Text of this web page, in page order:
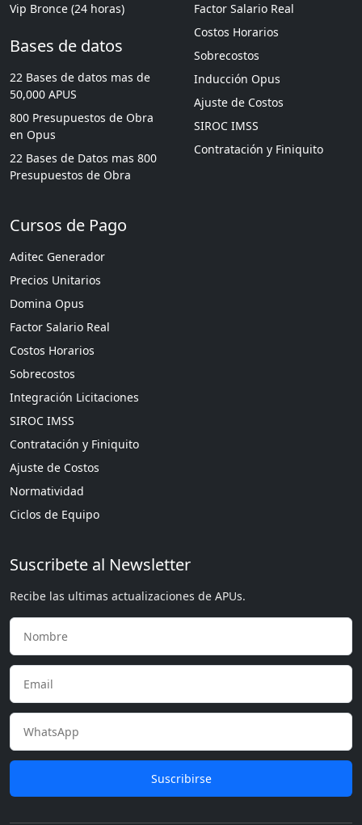
Vip Bronce (24 horas)
Bases de datos
22 Bases de datos mas de
50,000 APUS
800 Presupuestos de Obra
en Opus
22 Bases de Datos mas 800
Presupuestos de Obra
Factor Salario Real
Costos Horarios
Sobrecostos
Inducción Opus
Ajuste de Costos
SIROC IMSS
Contratación y Finiquito
Cursos de Pago
Aditec Generador
Precios Unitarios
Domina Opus
Factor Salario Real
Costos Horarios
Sobrecostos
Integración Licitaciones
SIROC IMSS
Contratación y Finiquito
Ajuste de Costos
Normatividad
Ciclos de Equipo
Suscribete al Newsletter
Recibe las ultimas actualizaciones de APUs.
Suscribirse